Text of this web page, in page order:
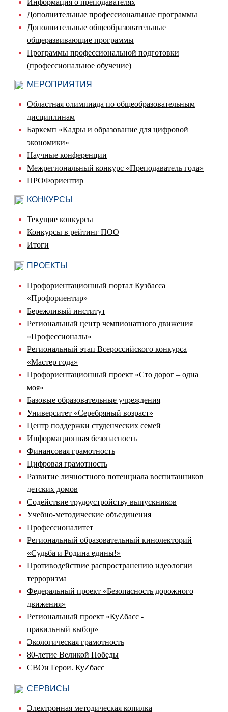
Информация о преподавателях
Дополнительные профессиональные программы
Дополнительные общеобразовательные
общеразвивающие программы
Программы профессиональной подготовки
(профессиональное обучение)
МЕРОПРИЯТИЯ
Областная олимпиада по общеобразовательным
дисциплинам
Баркемп «Кадры и образование для цифровой
экономики»
Научные конференции
Межрегиональный конкурс «Преподаватель года»
ПРОФориентир
КОНКУРСЫ
Текущие конкурсы
Конкурсы в рейтинг ПОО
Итоги
ПРОЕКТЫ
Профориентационный портал Кузбасса
«Профориентир»
Бережливый институт
Региональный центр чемпионатного движения
«Профессионалы»
Региональный этап Всероссийского конкурса
«Мастер года»
Профориентационный проект «Сто дорог – одна
моя»
Базовые образовательные учреждения
Университет «Серебряный возраст»
Центр поддержки студенческих семей
Информационная безопасность
Финансовая грамотность
Цифровая грамотность
Развитие личностного потенциала воспитанников
детских домов
Содействие трудоустройству выпускников
Учебно-методические объединения
Профессионалитет
Региональный образовательный кинолекторий
«Судьба и Родина едины!»
Противодействие распространению идеологии
терроризма
Федеральный проект «Безопасность дорожного
движения»
Региональный проект «КуZбасс -
правильный выбор»
Экологическая грамотность
80-летие Великой Победы
СВОи Герои. КуZбасс
СЕРВИСЫ
Электронная методическая копилка